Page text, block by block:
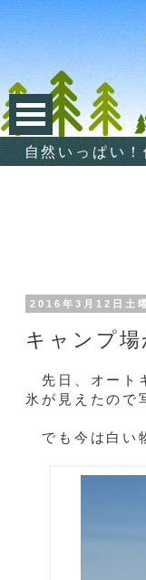
自然いっぱい
2016年3月12日土
キャンプ場
先日、オート
氷が見えたの
でも今は白い